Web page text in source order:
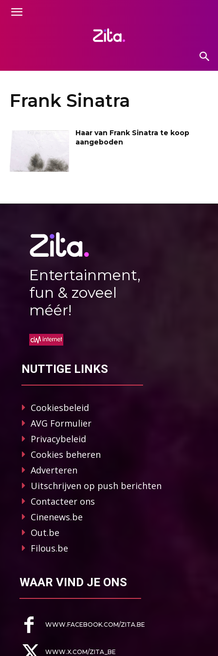
Frank Sinatra
Haar van Frank Sinatra te koop
aangeboden
Entertainment,
fun & zoveel
méér!
NUTTIGE LINKS
Cookiesbeleid
AVG Formulier
Privacybeleid
Cookies beheren
Adverteren
Uitschrijven op push berichten
Contacteer ons
Cinenews.be
Out.be
Filous.be
WAAR VIND JE ONS
WWW.FACEBOOK.COM/ZITA.BE
WWW.X.COM/ZITA_BE